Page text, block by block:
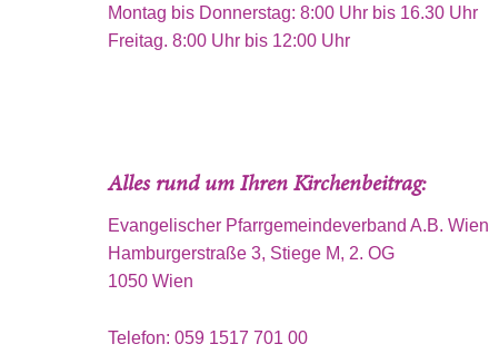
Montag bis Donnerstag: 8:00 Uhr bis 16.30 Uhr
Freitag. 8:00 Uhr bis 12:00 Uhr
Alles rund um Ihren Kirchenbeitrag:
Evangelischer Pfarrgemeindeverband A.B. Wien
Hamburgerstraße 3, Stiege M, 2. OG
1050 Wien
Telefon: 059 1517 701 00